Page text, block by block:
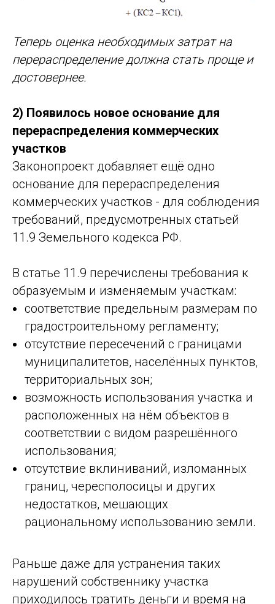
Теперь оценка необходимых затрат на
перераспределение должна стать проще и
достовернее.
2) Появилось новое основание для
перераспределения коммерческих
участков
Законопроект добавляет ещё одно
основание для перераспределения
коммерческих участков - для соблюдения
требований, предусмотренных статьей
11.9 Земельного кодекса РФ.
В статье 11.9 перечислены требования к
образуемым и изменяемым участкам:
соответствие предельным размерам по
градостроительному регламенту;
отсутствие пересечений с границами
муниципалитетов, населённых пунктов,
территориальных зон;
возможность использования участка и
расположенных на нём объектов в
соответствии с видом разрешённого
использования;
отсутствие вклиниваний, изломанных
границ, чересполосицы и других
недостатков, мешающих
рациональному использованию земли.
Раньше даже для устранения таких
нарушений собственнику участка
приходилось тратить деньги и время на